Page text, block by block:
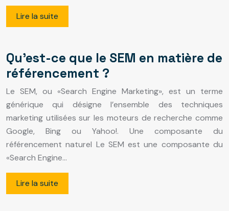
Lire la suite
Qu’est-ce que le SEM en matière de
référencement ?
Le SEM, ou «Search Engine Marketing», est un terme
générique qui désigne l’ensemble des techniques
marketing utilisées sur les moteurs de recherche comme
Google, Bing ou Yahoo!. Une composante du
référencement naturel Le SEM est une composante du
«Search Engine…
Lire la suite